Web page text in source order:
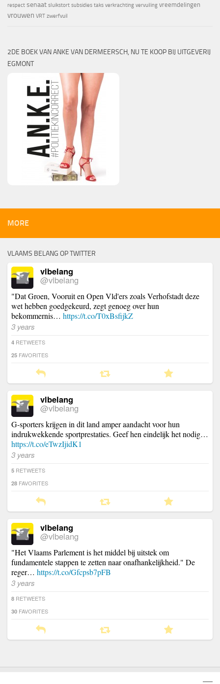
respect senaat sluikstort subsidies taks verkrachting vervuiling vreemdelingen
vrouwen VRT zwerfvuil
2DE BOEK VAN ANKE VAN DERMEERSCH, NU TE KOOP BIJ UITGEVERIJ
EGMONT
MORE
VLAAMS BELANG OP TWITTER
vlbelang
@vlbelang
"Dat Groen, Vooruit en Open Vld'ers zoals Verhofstadt deze
wet hebben goedgekeurd, zegt genoeg over hun
bekommernis… https://t.co/T0xBsfijkZ
3 years
4 RETWEETS
25 FAVORITES
vlbelang
@vlbelang
G-sporters krijgen in dit land amper aandacht voor hun
indrukwekkende sportprestaties. Geef hen eindelijk het nodig…
https://t.co/eTwzIjidK1
3 years
5 RETWEETS
28 FAVORITES
vlbelang
@vlbelang
"Het Vlaams Parlement is het middel bij uitstek om
fundamentele stappen te zetten naar onafhankelijkheid." De
reger… https://t.co/Gfcpsb7pFB
3 years
8 RETWEETS
30 FAVORITES